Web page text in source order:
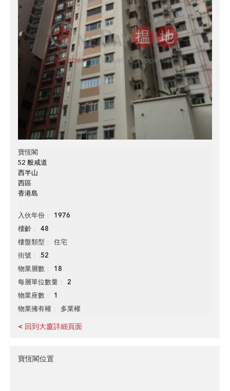
寶恆閣
52 般咸道
西半山
西區
香港島
入伙年份 1976
樓齡 48
樓盤類型 住宅
街號 52
物業層數 18
每層單位數量 2
物業座數 1
物業擁有權 多業權
< 回到大廈詳細頁面
寶恆閣位置